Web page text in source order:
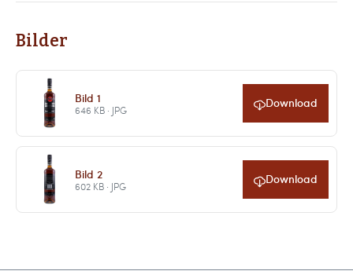
Bilder
Bild 1
646 KB · JPG Download
Bild 2
602 KB · JPG Download